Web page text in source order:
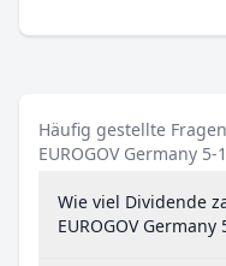
Häufig gestellte
EUROGOV Germany 5-
Wie viel Dividende
EUROGOV Germany